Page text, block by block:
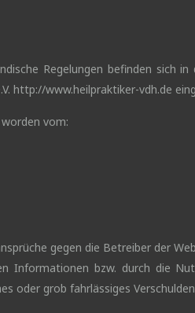
Regelungen befinden sich
http://www.heilpraktiker-vdh.de
vom:
gegen die Betreiber der
Informationen bzw. durch die
oder grob fahrlässiges